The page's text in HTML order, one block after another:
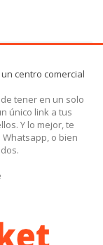
centro comercial
tener en un solo
único link a tus
Y lo mejor, te
o bien